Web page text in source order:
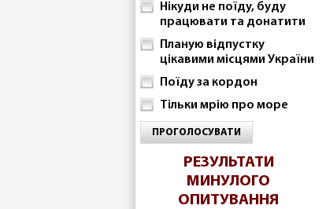
Нікуди не поїду, буду
працювати та донатити
Планую відпустку
цікавими місцями України
Поїду за кордон
Тільки мрію про море
ПРОГОЛОСУВАТИ
РЕЗУЛЬТАТИ
МИНУЛОГО
ОПИТУВАННЯ